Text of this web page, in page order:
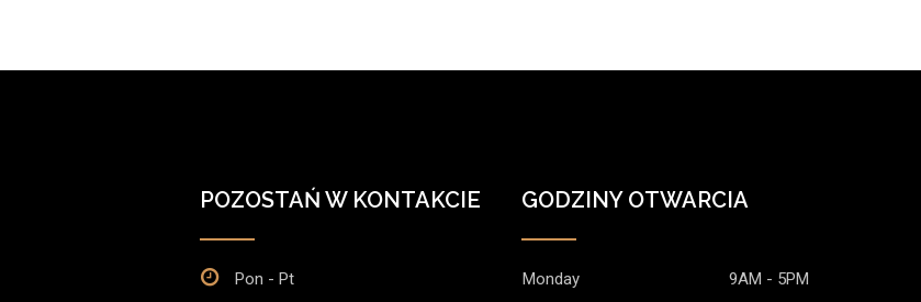
POZOSTAŃ W KONTAKCIE
Pon - Pt
GODZINY OTWARCIA
Monday 9AM - 5PM